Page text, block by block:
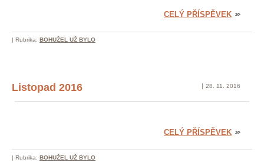
CELÝ PŘÍSPĚVEK
| Rubrika: BOHUŽEL UŽ BYLO
Listopad 2016 28. 11. 2016
CELÝ PŘÍSPĚVEK
| Rubrika: BOHUŽEL UŽ BYLO